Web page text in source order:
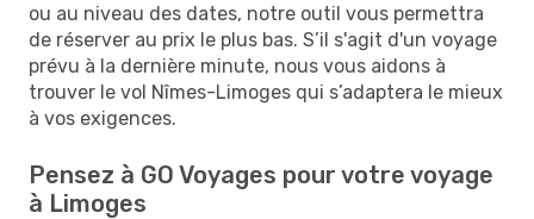
ou au niveau des dates, notre outil vous permettra
de réserver au prix le plus bas. S’il s'agit d'un voyage
prévu à la dernière minute, nous vous aidons à
trouver le vol Nîmes-Limoges qui s’adaptera le mieux
à vos exigences.
Pensez à GO Voyages pour votre voyage
à Limoges